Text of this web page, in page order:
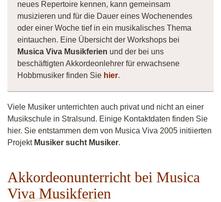
neues Repertoire kennen, kann gemeinsam
musizieren und für die Dauer eines Wochenendes
oder einer Woche tief in ein musikalisches Thema
eintauchen. Eine Übersicht der Workshops bei
Musica Viva Musikferien und der bei uns
beschäftigten Akkordeonlehrer für erwachsene
Hobbmusiker finden Sie hier.
Viele Musiker unterrichten auch privat und nicht an einer
Musikschule in Stralsund. Einige Kontaktdaten finden Sie
hier. Sie entstammen dem von Musica Viva 2005 initiierten
Projekt Musiker sucht Musiker.
Akkordeonunterricht bei Musica
Viva Musikferien